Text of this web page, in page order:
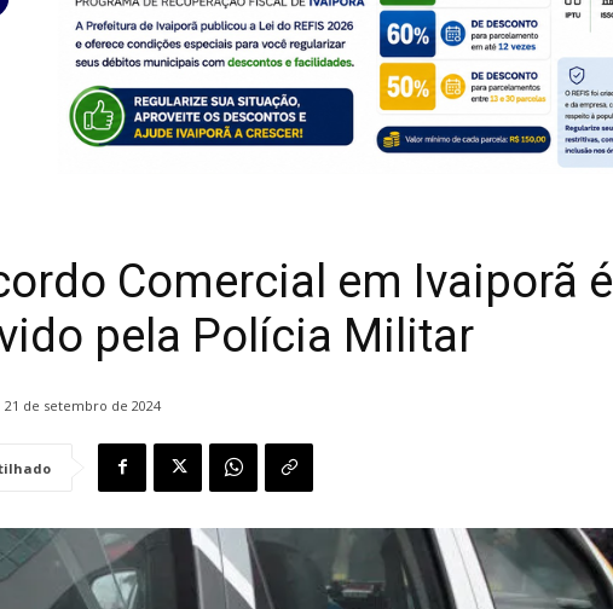
Comercial em Ivaiporã é
pela Polícia Militar
21 de setembro de 2024